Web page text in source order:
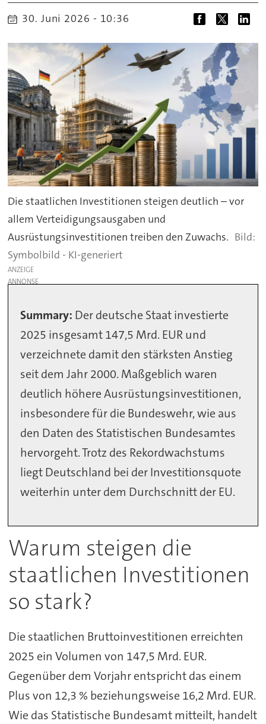
30. Juni 2026 - 10:36
Die staatlichen Investitionen steigen deutlich – vor
allem Verteidigungsausgaben und
Ausrüstungsinvestitionen treiben den Zuwachs.
Symbolbild - KI-generiert
ANZEIGE
Summary: Der deutsche Staat investierte
2025 insgesamt 147,5 Mrd. EUR und
verzeichnete damit den stärksten Anstieg
seit dem Jahr 2000. Maßgeblich waren
deutlich höhere Ausrüstungsinvestitionen,
insbesondere für die Bundeswehr, wie aus
den Daten des Statistischen Bundesamtes
hervorgeht. Trotz des Rekordwachstums
liegt Deutschland bei der Investitionsquote
weiterhin unter dem Durchschnitt der EU.
Warum steigen die
staatlichen Investitionen
so stark?
Die staatlichen Bruttoinvestitionen erreichten
2025 ein Volumen von 147,5 Mrd. EUR.
Gegenüber dem Vorjahr entspricht das einem
Plus von 12,3 % beziehungsweise 16,2 Mrd. EUR.
Wie das Statistische Bundesamt mitteilt, handelt